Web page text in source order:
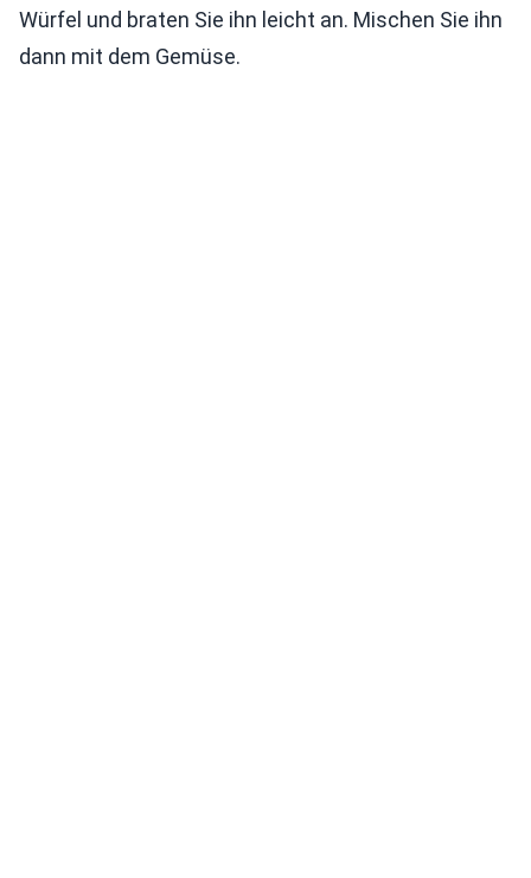
Würfel und braten Sie ihn leicht an. Mischen Sie ihn
dann mit dem Gemüse.